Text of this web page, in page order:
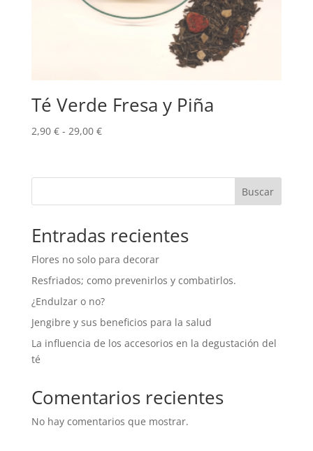
Té Verde Fresa y Piña
2,90 € - 29,00 €Rango
desde
Buscar
Entradas recientes
Flores no solo para decorar
Resfriados; como prevenirlos y combatirlos.
¿Endulzar o no?
Jengibre y sus beneficios para la salud
La influencia de los accesorios en la degustación del
té
Comentarios recientes
No hay comentarios que mostrar.